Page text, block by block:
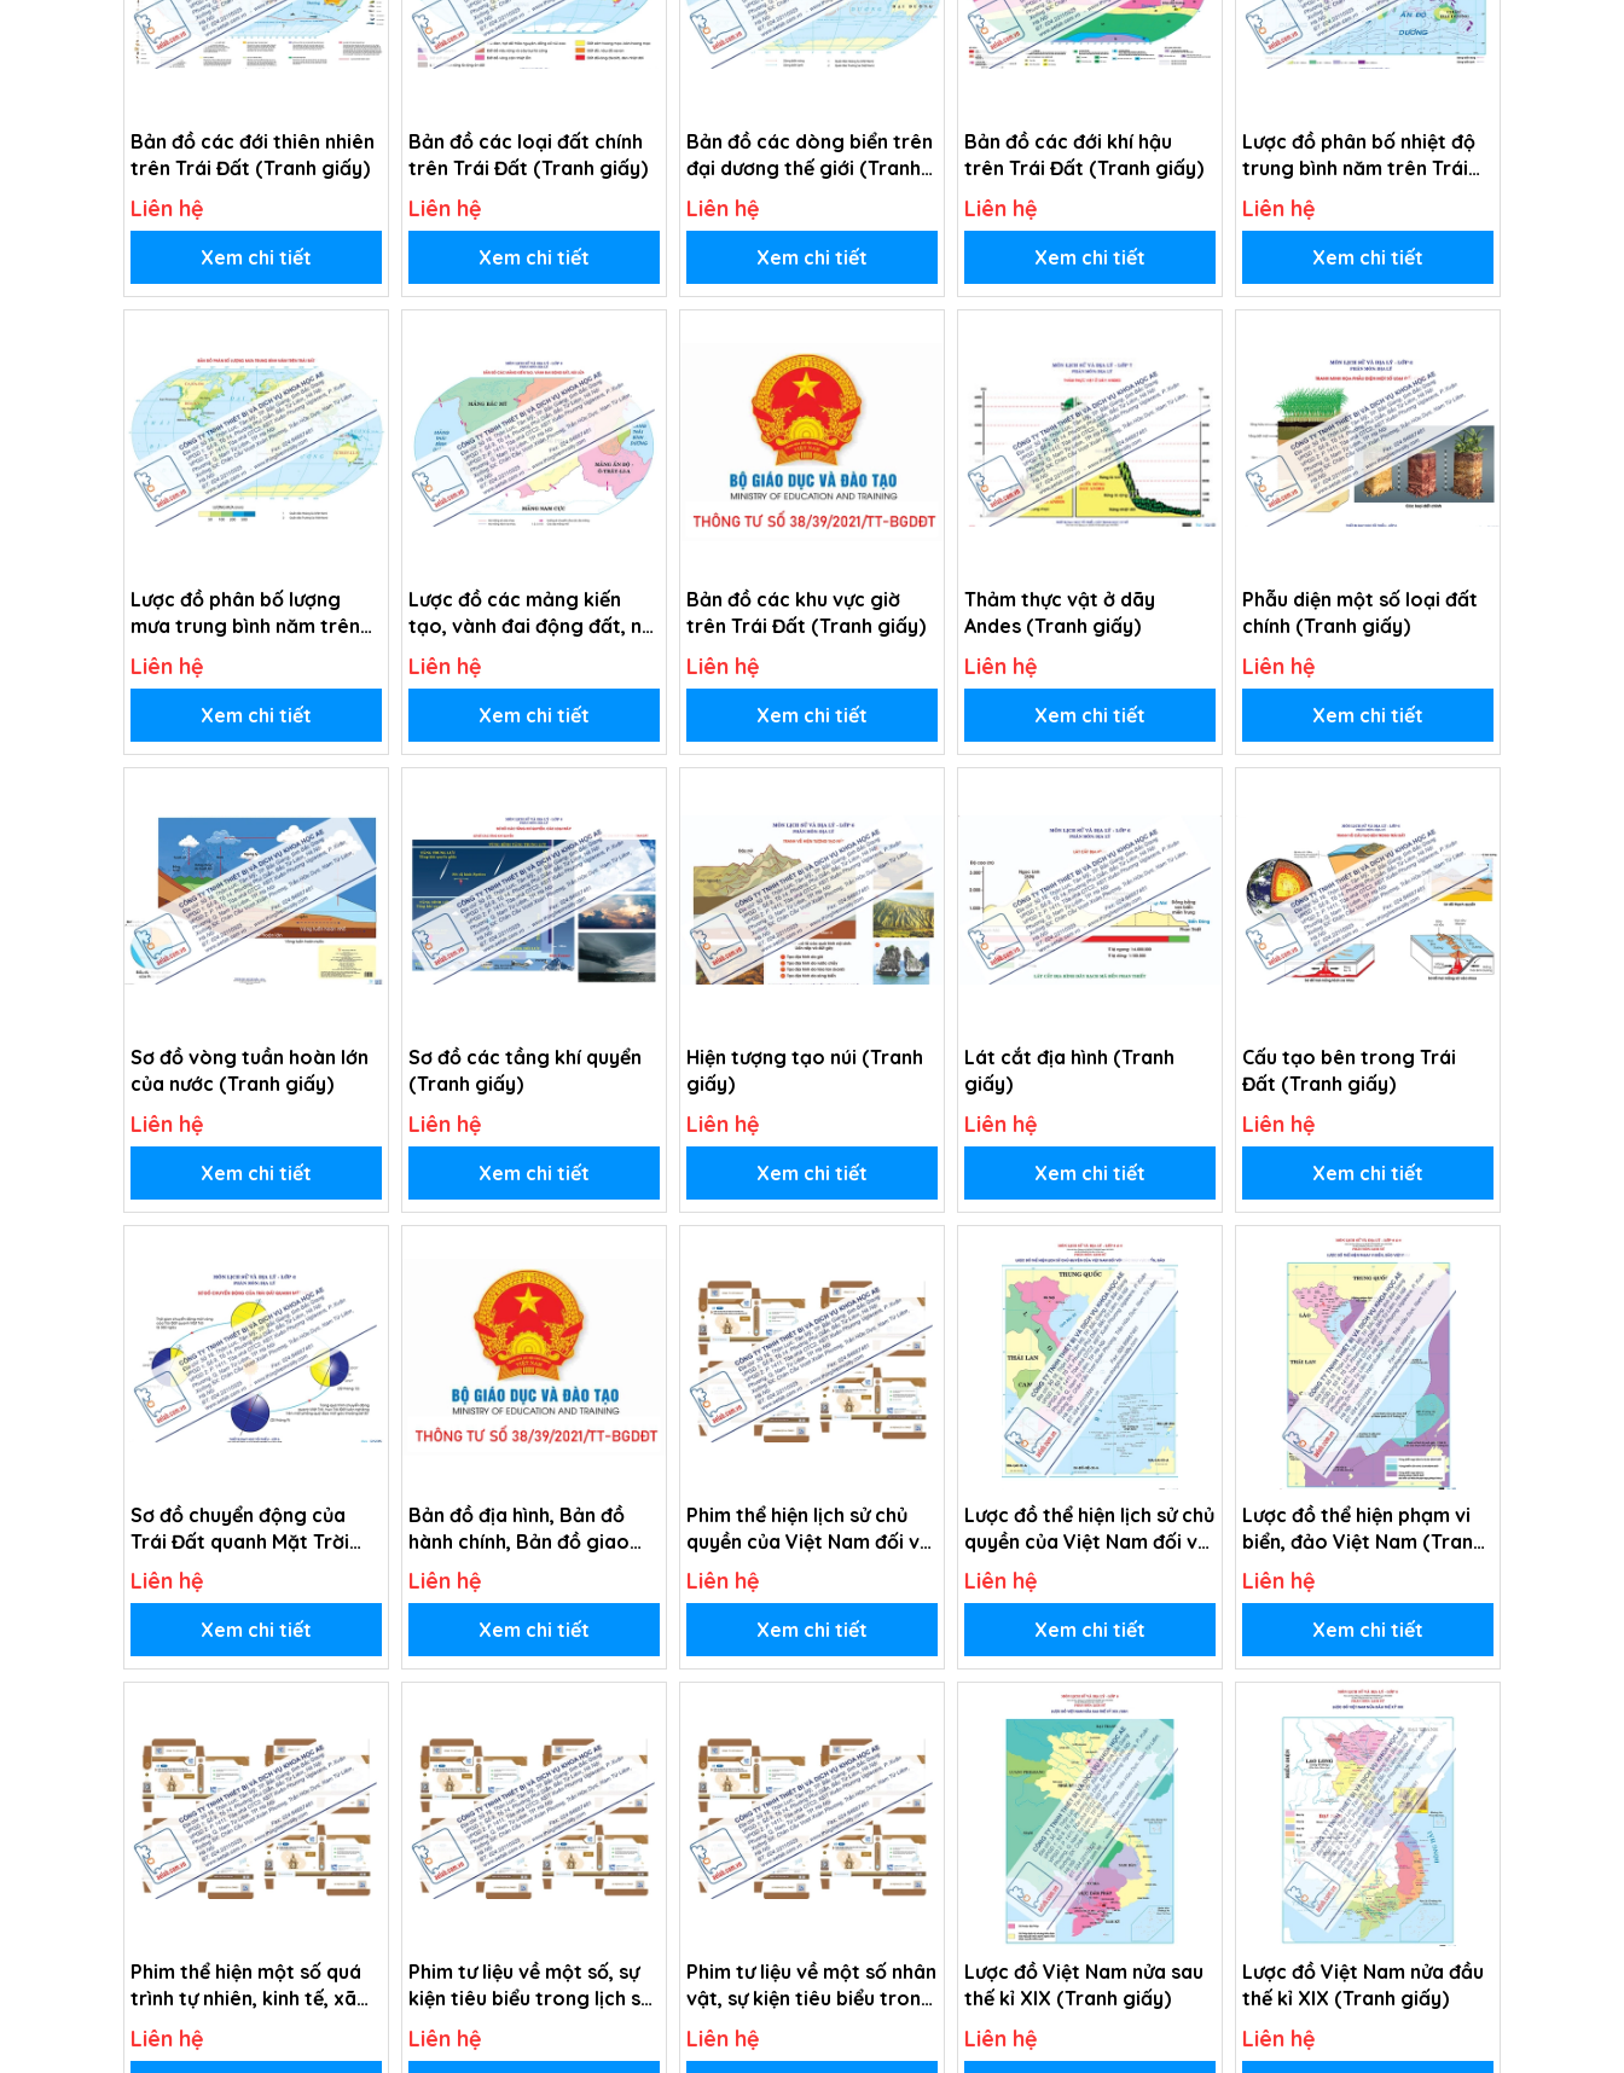
Bản đồ các đới thiên nhiên
trên Trái Đất (Tranh giấy)
Liên hệ
Xem chi tiết
Bản đồ các loại đất chính
trên Trái Đất (Tranh giấy)
Liên hệ
Xem chi tiết
Bản đồ các dòng biển trên
đại dương thế giới (Tranh
giấy)
Liên hệ
Xem chi tiết
Bản đồ các đới khí hậu
trên Trái Đất (Tranh giấy)
Liên hệ
Xem chi tiết
Lược đồ phân bố nhiệt độ
trung bình năm trên Trái
Đất (Tranh giấy)
Liên hệ
Xem chi tiết
Lược đồ phân bố lượng
mưa trung bình năm trên
Trái Đất (Tranh giấy)
Liên hệ
Xem chi tiết
Lược đồ các mảng kiến
tạo, vành đai động đất, núi
lửa trên Trái Đất (Tranh
giấy)
Liên hệ
Xem chi tiết
Bản đồ các khu vực giờ
trên Trái Đất (Tranh giấy)
Liên hệ
Xem chi tiết
Thảm thực vật ở dãy
Andes (Tranh giấy)
Liên hệ
Xem chi tiết
Phẫu diện một số loại đất
chính (Tranh giấy)
Liên hệ
Xem chi tiết
Sơ đồ vòng tuần hoàn lớn
của nước (Tranh giấy)
Liên hệ
Xem chi tiết
Sơ đồ các tầng khí quyển
(Tranh giấy)
Liên hệ
Xem chi tiết
Hiện tượng tạo núi (Tranh
giấy)
Liên hệ
Xem chi tiết
Lát cắt địa hình (Tranh
giấy)
Liên hệ
Xem chi tiết
Cấu tạo bên trong Trái
Đất (Tranh giấy)
Liên hệ
Xem chi tiết
Sơ đồ chuyển động của
Trái Đất quanh Mặt Trời
(Tranh giấy)
Liên hệ
Xem chi tiết
Bản đồ địa hình, Bản đồ
hành chính, Bản đồ giao
thông, Bản đồ du lịch
(Tranh giấy)
Liên hệ
Xem chi tiết
Phim thể hiện lịch sử chủ
quyền của Việt Nam đối với
các khu vực biển, đảo (USB
Video)
Liên hệ
Xem chi tiết
Lược đồ thể hiện lịch sử chủ
quyền của Việt Nam đối với
các khu vực biển, đảo
(Tranh giấy)
Liên hệ
Xem chi tiết
Lược đồ thể hiện phạm vi
biển, đảo Việt Nam (Tranh
giấy)
Liên hệ
Xem chi tiết
Phim thể hiện một số quá
trình tự nhiên, kinh tế, xã
hội, văn hóa ở châu thổ
sông Hồng và châu thổ
Liên hệ
Phim tư liệu về một số, sự
kiện tiêu biểu trong lịch sử
Việt Nam đầu thế kỉ XX
(USB Video)
Liên hệ
Phim tư liệu về một số nhân
vật, sự kiện tiêu biểu trong
lịch sử Việt Nam nửa sau
thế kỉ XIX (USB Video)
Liên hệ
Lược đồ Việt Nam nửa sau
thế kỉ XIX (Tranh giấy)
Liên hệ
Lược đồ Việt Nam nửa đầu
thế kỉ XIX (Tranh giấy)
Liên hệ